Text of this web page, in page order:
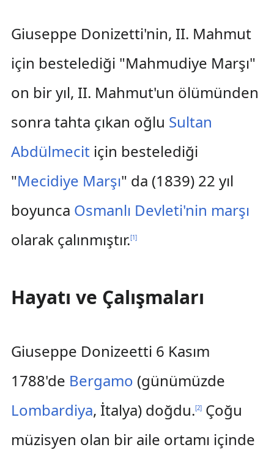
Giuseppe Donizetti'nin, II. Mahmut
için bestelediği "Mahmudiye Marşı"
on bir yıl, II. Mahmut'un ölümünden
sonra tahta çıkan oğlu Sultan
Abdülmecitiçin bestelediği
"Mecidiye Marşı" da (1839) 22 yıl
boyunca Osmanlı Devleti'nin marşı
olarak çalınmıştır.[1]
Hayatı ve Çalışmaları
Giuseppe Donizeetti 6 Kasım
1788'de Bergamo (günümüzde
Lombardiya, İtalya) doğdu.[2]Çoğu
müzisyen olan bir aile ortamı içinde